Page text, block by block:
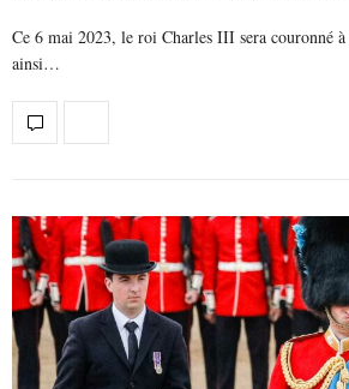
Ce 6 mai 2023, le roi Charles III sera couronné à
ainsi…